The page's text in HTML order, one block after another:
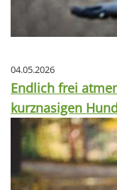
04.05.2026
Endlich frei
kurznasigen